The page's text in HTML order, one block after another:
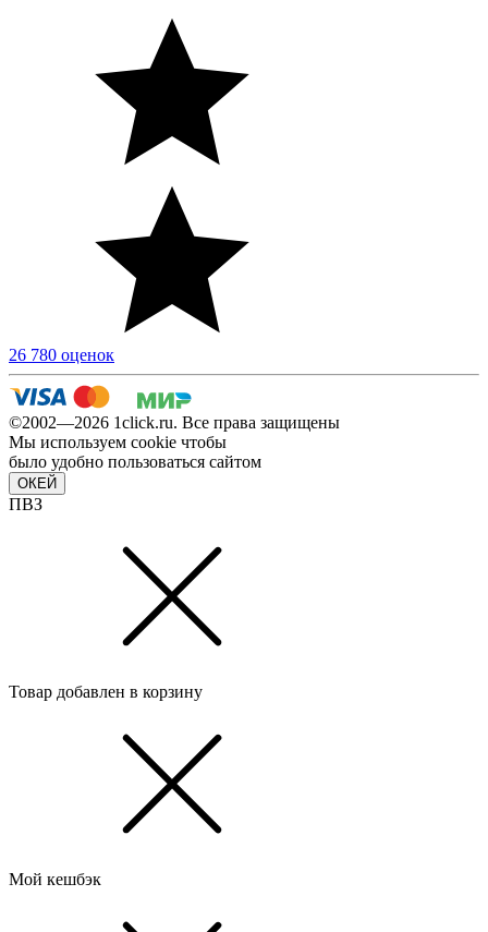
26 780 оценок
©2002—2026 1сlick.ru. Все права защищены
Мы используем cookie чтобы
было удобно пользоваться сайтом
ОКЕЙ
ПВЗ
Товар добавлен в корзину
Мой кешбэк